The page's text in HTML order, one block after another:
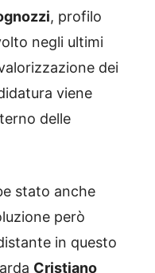
, profilo
negli ultimi
dei
viene
delle
stato anche
però
in questo
Cristiano